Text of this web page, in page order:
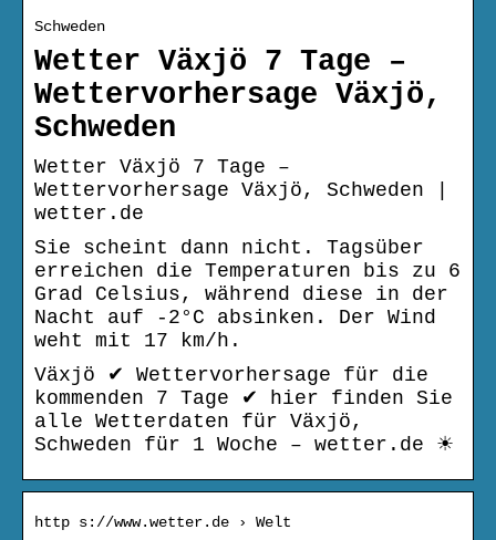
Schweden
Wetter Växjö 7 Tage –
Wettervorhersage Växjö,
Schweden
Wetter Växjö 7 Tage –
Wettervorhersage Växjö, Schweden |
wetter.de
Sie scheint dann nicht. Tagsüber
erreichen die Temperaturen bis zu 6
Grad Celsius, während diese in der
Nacht auf -2°C absinken. Der Wind
weht mit 17 km/h.
Växjö ✔ Wettervorhersage für die
kommenden 7 Tage ✔ hier finden Sie
alle Wetterdaten für Växjö,
Schweden für 1 Woche – wetter.de ☀
http s://www.wetter.de › Welt